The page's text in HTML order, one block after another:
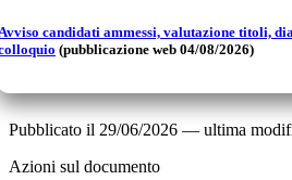
candidati ammessi, valutazione titoli,
(pubblicazione web 04/08/2026)
Pubblicato il 29/06/2026 — ultima
Azioni sul documento